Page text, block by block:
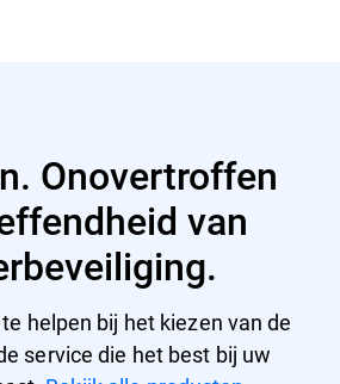
Onovertroffen
van
helpen bij het kiezen van de
service die het best bij uw